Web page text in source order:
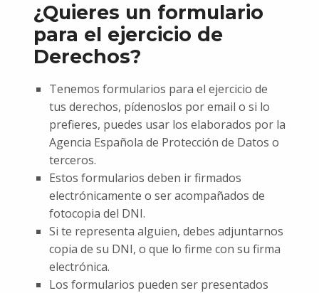
¿Quieres un formulario
para el ejercicio de
Derechos?
Tenemos formularios para el ejercicio de
tus derechos, pídenoslos por email o si lo
prefieres, puedes usar los elaborados por la
Agencia Española de Protección de Datos o
terceros.
Estos formularios deben ir firmados
electrónicamente o ser acompañados de
fotocopia del DNI.
Si te representa alguien, debes adjuntarnos
copia de su DNI, o que lo firme con su firma
electrónica.
Los formularios pueden ser presentados